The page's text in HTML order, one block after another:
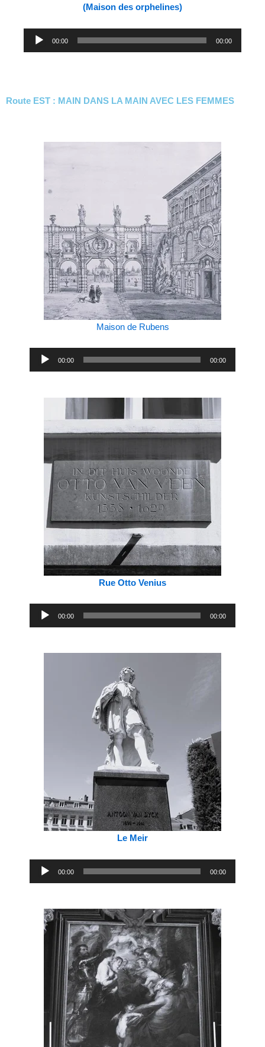
(Maison des orphelines)
Lecteur
00:00 00:00
Route EST : MAIN DANS LA MAIN AVEC LES FEMMES
Maison de Rubens
Lecteur
00:00 00:00
Rue Otto Venius
Lecteur
00:00 00:00
Le Meir
Lecteur
00:00 00:00